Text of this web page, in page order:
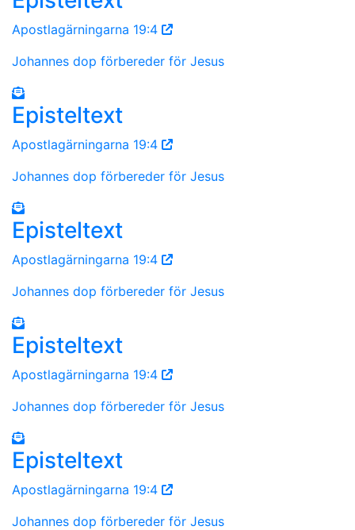
Apostlagärningarna 19:4
Johannes dop förbereder för Jesus
Episteltext
Apostlagärningarna 19:4
Johannes dop förbereder för Jesus
Episteltext
Apostlagärningarna 19:4
Johannes dop förbereder för Jesus
Episteltext
Apostlagärningarna 19:4
Johannes dop förbereder för Jesus
Episteltext
Apostlagärningarna 19:4
Johannes dop förbereder för Jesus